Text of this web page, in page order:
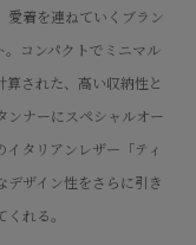
愛着を連ねていくブラン
コンパクトでミニマル
された、高い収納性と
ンナーにスペシャルオー
タリアンレザー「ティ
デザイン性をさらに引き
れる。